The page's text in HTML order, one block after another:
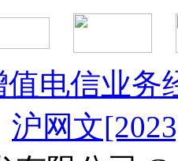
值电信业务
沪网文